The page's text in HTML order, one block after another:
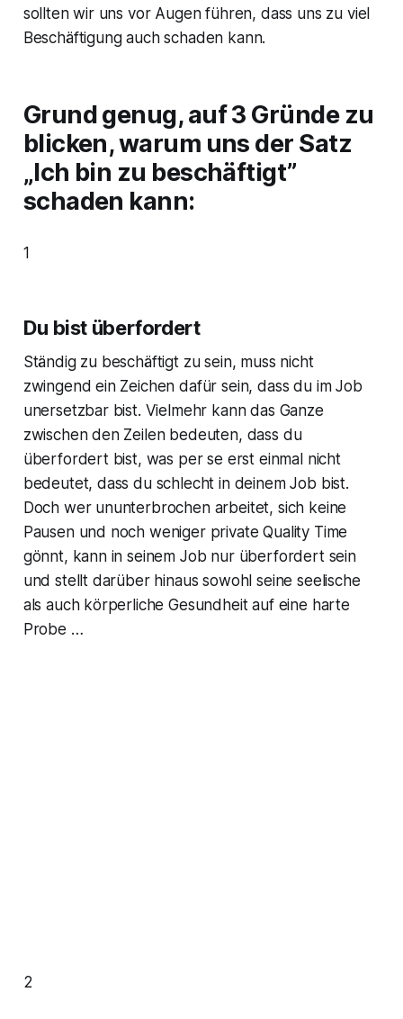
sollten wir uns vor Augen führen, dass uns zu viel
Beschäftigung auch schaden kann.
Grund genug, auf 3 Gründe zu
blicken, warum uns der Satz
„Ich bin zu beschäftigt”
schaden kann:
1
Du bist überfordert
Ständig zu beschäftigt zu sein, muss nicht
zwingend ein Zeichen dafür sein, dass du im Job
unersetzbar bist. Vielmehr kann das Ganze
zwischen den Zeilen bedeuten, dass du
überfordert bist, was per se erst einmal nicht
bedeutet, dass du schlecht in deinem Job bist.
Doch wer ununterbrochen arbeitet, sich keine
Pausen und noch weniger private Quality Time
gönnt, kann in seinem Job nur überfordert sein
und stellt darüber hinaus sowohl seine seelische
als auch körperliche Gesundheit auf eine harte
Probe …
2